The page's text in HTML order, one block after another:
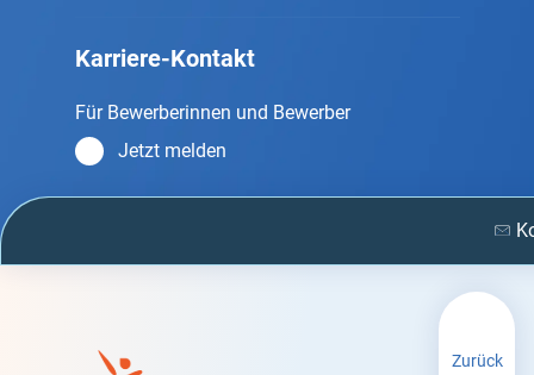
Karriere-Kontakt
Für Bewerberinnen und Bewerber
Jetzt melden
Zurück